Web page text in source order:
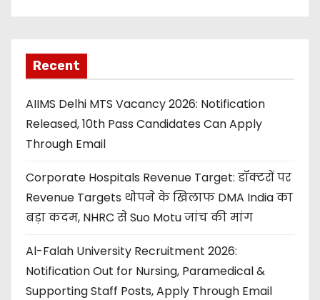
Recent
AIIMS Delhi MTS Vacancy 2026: Notification
Released, 10th Pass Candidates Can Apply
Through Email
Corporate Hospitals Revenue Target: डॉक्टरों पर
Revenue Targets थोपने के खिलाफ DMA India का
बड़ा कदम, NHRC से Suo Motu जांच की मांग
Al-Falah University Recruitment 2026:
Notification Out for Nursing, Paramedical &
Supporting Staff Posts, Apply Through Email